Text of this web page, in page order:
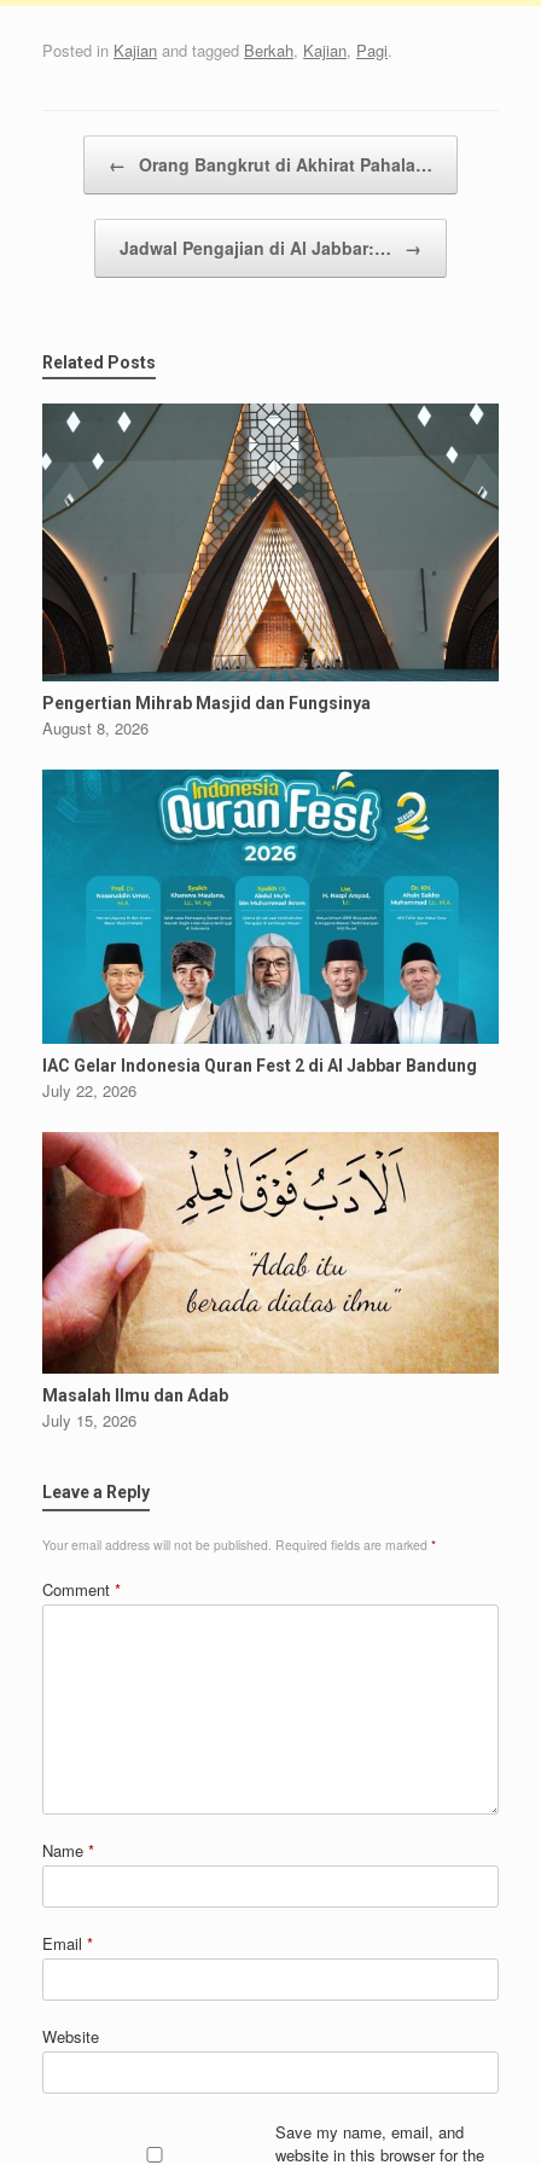
Posted in Kajian and tagged Berkah, Kajian, Pagi.
← Orang Bangkrut di Akhirat Pahala…
Jadwal Pengajian di Al Jabbar:… →
Related Posts
Pengertian Mihrab Masjid dan Fungsinya
August 8, 2026
IAC Gelar Indonesia Quran Fest 2 di Al Jabbar Bandung
July 22, 2026
Masalah Ilmu dan Adab
July 15, 2026
Leave a Reply
Your email address will not be published. Required fields are marked *
Comment *
Name *
Email *
Website
Save my name, email, and
website in this browser for the